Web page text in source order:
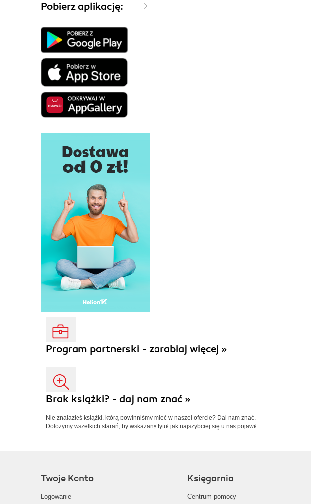
Pobierz aplikację:
Program partnerski - zarabiaj więcej »
Brak książki? - daj nam znać »
Nie znalazłeś książki, którą powinniśmy mieć w naszej ofercie? Daj nam znać.
Dołożymy wszelkich starań, by wskazany tytuł jak najszybciej się u nas pojawił.
Twoje Konto
Logowanie
Księgarnia
Centrum pomocy